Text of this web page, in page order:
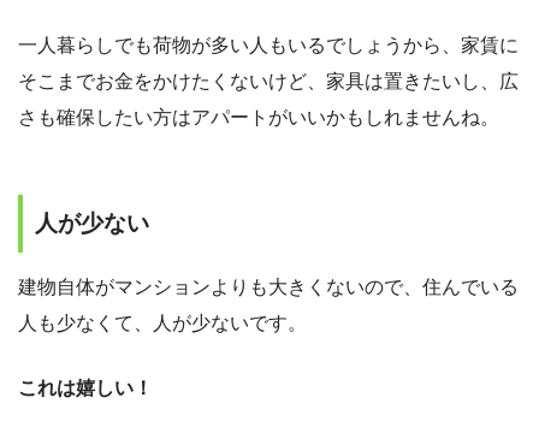
一人暮らしでも荷物が多い人もいるでしょうから、家賃に
そこまでお金をかけたくないけど、家具は置きたいし、広
さも確保したい方はアパートがいいかもしれませんね。
人が少ない
建物自体がマンションよりも大きくないので、住んでいる
人も少なくて、人が少ないです。
これは嬉しい！